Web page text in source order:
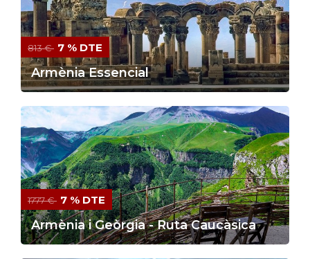
813 € 7 % DTE
Armènia Essencial
1777 € 7 % DTE
Armènia i Geòrgia - Ruta Caucàsica